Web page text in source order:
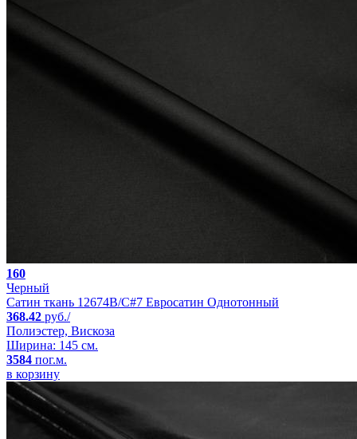
160
Черный
Сатин ткань 12674B/C#7 Евросатин Однотонный
368.42 руб./
Полиэстер, Вискоза
Ширина: 145 см.
3584 пог.м.
в корзину